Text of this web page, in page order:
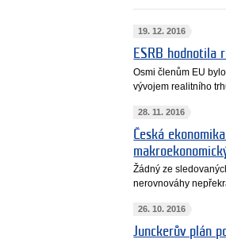
19. 12. 2016
ESRB hodnotila
Osmi členům EU
vývojem realitního
28. 11. 2016
Česká
Žádný ze
nerovnováhy
26. 10. 2016
Junckerův plán